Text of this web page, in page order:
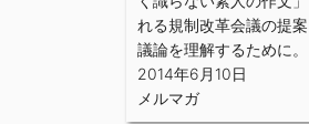
れる規制改革会議の提
議論を理解するために。
2014年6月10日
メルマガ